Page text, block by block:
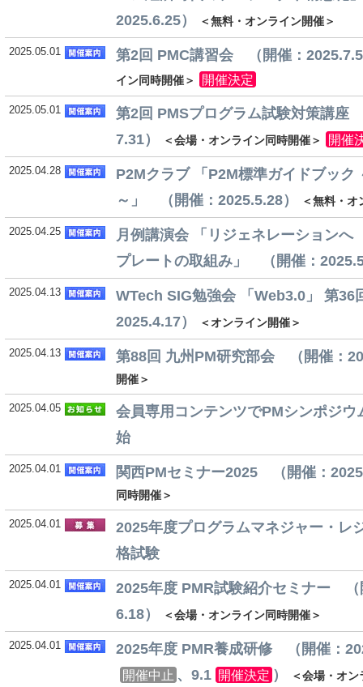
2025.6.25）
＜無料・オンライン開催＞
2025.05.01 第2回 PMC講習会 （開催：
イン同時開催＞ 開催決定
2025.05.01
第2回 PMSプログラム試験対策講座
7.31）
＜会場・オンライン同時開催＞ 開催
2025.04.28
P2Mクラブ 「P2M標準ガイドブック
～」 （開催：2025.5.28）
＜無料・オ
2025.04.25
月例講演会 「リジェネレーションへ
プレートの取組み」 （開催：
2025.04.13
WTech SIG勉強会 「Web3.0」 第
2025.4.17）
＜オンライン開催＞
2025.04.13 第88回 九州PM研究部会 （開催：
開催＞
2025.04.05
会員専用コンテンツでPMシンポジウ
始
2025.04.01 関西PMセミナー2025 （開催：
同時開催＞
2025.04.01
2025年度プログラムマネジャー・レ
格試験
2025.04.01
2025年度 PMR試験紹介セミナー （
6.18）
＜会場・オンライン同時開催＞
2025.04.01 2025年度 PMR養成研修 （開催：
開催中止 、9.1 開催決定 ） ＜会場・オ